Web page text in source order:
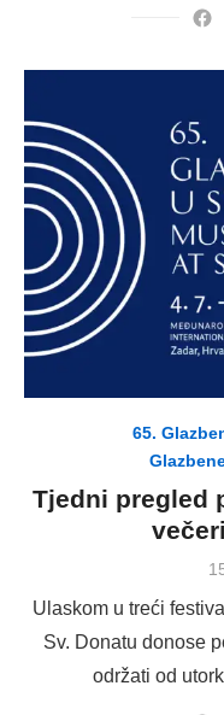
65.
Tjedni pregled
Ulaskom u treći
Sv. Donatu donose
održati od